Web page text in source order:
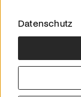
Über uns
Datenschutz